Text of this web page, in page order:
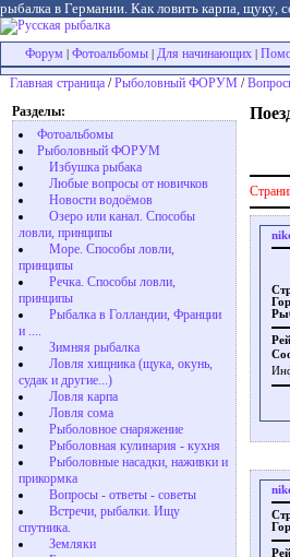
рыбалка в Германии. Как ловить карпа, щуку,
Форум Фотоальбомы Для начинающих
Главная страница /Рыболовный ФОРУМ /
Разделы:
Фотоальбомы
Рыболовный ФОРУМ
Избушка рыбака
Любые вопросы от новичков
Новости водоёмов
Озеро или канал. Способы
ловли, принципы
Море. Способы ловли,
принципы
Речка. Способы ловли,
принципы
Рыбалка в Голландии, Франции
и ....
Зимняя рыбалка
Ловля хищника (щука, окунь,
судак и другие...)
Ловля карпа
Ловля сома
Рыболовное снаряжение
Рыболовная кулинария - кухня
Рыболовные насадки, наживки и
прикормка
Вопросы - ответы - советы
Встречи, рыбалки. Ищу
спутника.
Земляки